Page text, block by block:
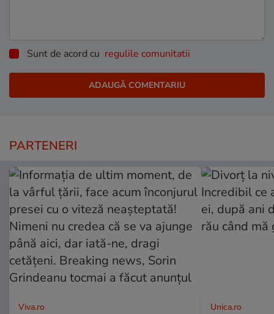
Sunt de acord cu regulile comunitatii
PARTENERI
Viva.ro Unica.ro